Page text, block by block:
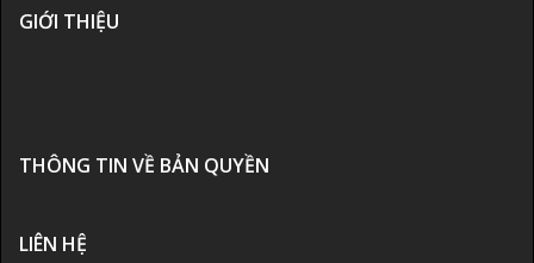
GIỚI THIỆU
THÔNG TIN VỀ BẢN QUYỀN
LIÊN HỆ